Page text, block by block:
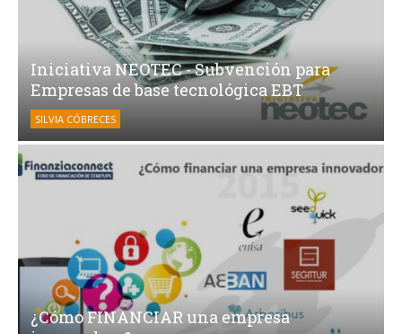
Iniciativa NEOTEC - Subvención para
Empresas de base tecnológica EBT
SILVIA CÓBRECES
¿Cómo FINANCIAR una empresa